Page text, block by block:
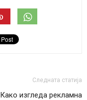
Следната статија
Како изгледа рекламна